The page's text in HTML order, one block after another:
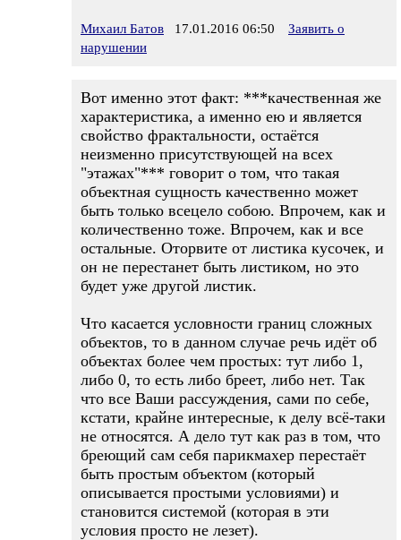
Михаил Батов 17.01.2016 06:50
Заявить о
нарушении
Вот именно этот факт: ***качественная же
характеристика, а именно ею и является
свойство фрактальности, остаётся
неизменно присутствующей на всех
"этажах"*** говорит о том, что такая
объектная сущность качественно может
быть только всецело собою. Впрочем, как и
количественно тоже. Впрочем, как и все
остальные. Оторвите от листика кусочек, и
он не перестанет быть листиком, но это
будет уже другой листик.
Что касается условности границ сложных
объектов, то в данном случае речь идёт об
объектах более чем простых: тут либо 1,
либо 0, то есть либо бреет, либо нет. Так
что все Ваши рассуждения, сами по себе,
кстати, крайне интересные, к делу всё-таки
не относятся. А дело тут как раз в том, что
бреющий сам себя парикмахер перестаёт
быть простым объектом (который
описывается простыми условиями) и
становится системой (которая в эти
условия просто не лезет).